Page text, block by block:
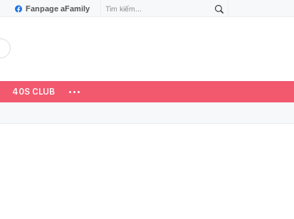
Fanpage aFamily
40S CLUB